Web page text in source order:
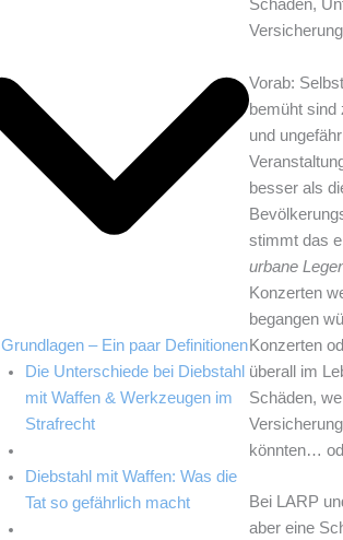
Grundlagen – Ein paar Definitionen
Die Unterschiede bei Diebstahl
mit Waffen & Werkzeugen im
Strafrecht
Diebstahl mit Waffen: Was die
Tat so gefährlich macht
Schäden,
Vorab:
bemüht sind
und
besser als
stimmt das
urbane
Konzerten
begangen
Konzerten
überall im
Schäden,
könnten…
Bei LARP
aber eine